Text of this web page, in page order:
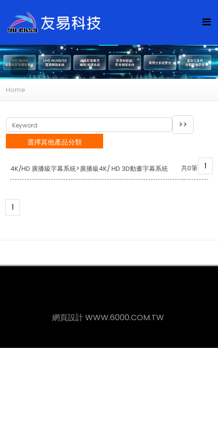
Home
選擇其他產品分類
4K/HD 廣播級字幕系統>廣播級4K/ HD 3D動畫字幕系統 共0筆 1
1
網頁設計WWW.6000.COM.TW